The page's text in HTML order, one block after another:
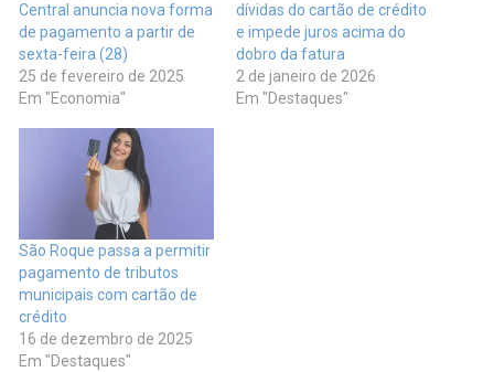
Central anuncia nova forma
de pagamento a partir de
sexta-feira (28)
25 de fevereiro de 2025
Em "Economia"
dívidas do cartão de crédito
e impede juros acima do
dobro da fatura
2 de janeiro de 2026
Em "Destaques"
São Roque passa a permitir
pagamento de tributos
municipais com cartão de
crédito
16 de dezembro de 2025
Em "Destaques"